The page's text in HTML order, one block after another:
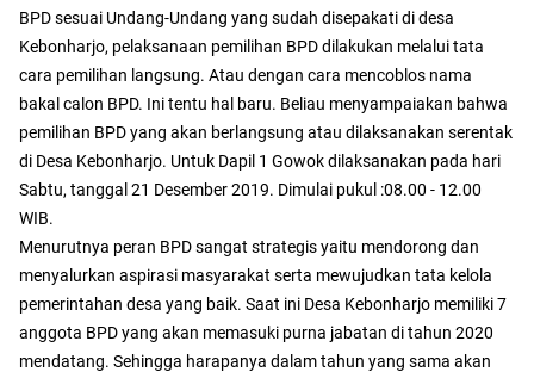
BPD sesuai Undang-Undang yang sudah disepakati di desa
Kebonharjo, pelaksanaan pemilihan BPD dilakukan melalui tata
cara pemilihan langsung. Atau dengan cara mencoblos nama
bakal calon BPD. Ini tentu hal baru. Beliau menyampaiakan bahwa
pemilihan BPD yang akan berlangsung atau dilaksanakan serentak
di Desa Kebonharjo. Untuk Dapil 1 Gowok dilaksanakan pada hari
Sabtu, tanggal 21 Desember 2019. Dimulai pukul :08.00 - 12.00
WIB.
Menurutnya peran BPD sangat strategis yaitu mendorong dan
menyalurkan aspirasi masyarakat serta mewujudkan tata kelola
pemerintahan desa yang baik. Saat ini Desa Kebonharjo memiliki 7
anggota BPD yang akan memasuki purna jabatan di tahun 2020
mendatang. Sehingga harapanya dalam tahun yang sama akan